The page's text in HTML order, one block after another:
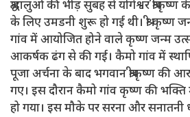
श्रद्धालुओं की भीड़ सुबह से योगेश्वर
के लिए उमडनी शुरू हो गई थी। श्री कृष्ण
गांव में आयोजित होने वाले कृष्ण जन्म
आकर्षक ढंग से की गई। कैमो गांव में
पूजा अर्चना के बाद भगवान श्रीकृष्ण की
गए। इस दौरान कैमो गांव कृष्ण की भक्ति
हो गया। इस मौके पर सरना और सनातनी